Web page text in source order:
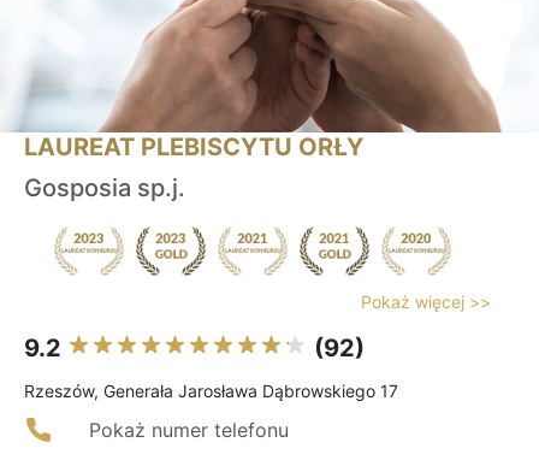
LAUREAT PLEBISCYTU ORŁY
Gosposia sp.j.
Pokaż więcej >>
9.2 (92)
Rzeszów, Generała Jarosława Dąbrowskiego 17
Pokaż numer telefonu